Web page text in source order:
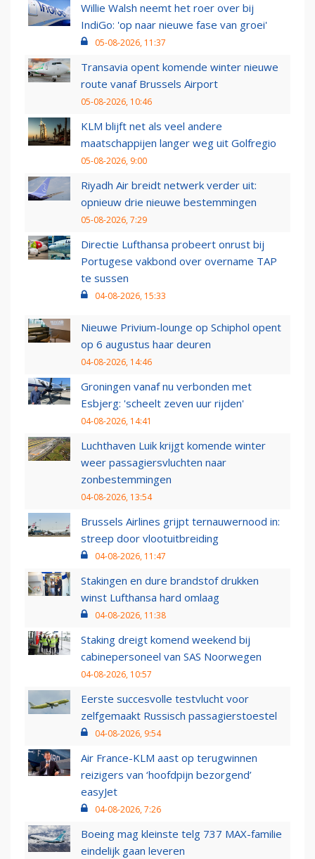
Willie Walsh neemt het roer over bij
IndiGo: 'op naar nieuwe fase van groei'
05-08-2026, 11:37
Transavia opent komende winter nieuwe
route vanaf Brussels Airport
05-08-2026, 10:46
KLM blijft net als veel andere
maatschappijen langer weg uit Golfregio
05-08-2026, 9:00
Riyadh Air breidt netwerk verder uit:
opnieuw drie nieuwe bestemmingen
05-08-2026, 7:29
Directie Lufthansa probeert onrust bij
Portugese vakbond over overname TAP
te sussen
04-08-2026, 15:33
Nieuwe Privium-lounge op Schiphol opent
op 6 augustus haar deuren
04-08-2026, 14:46
Groningen vanaf nu verbonden met
Esbjerg: 'scheelt zeven uur rijden'
04-08-2026, 14:41
Luchthaven Luik krijgt komende winter
weer passagiersvluchten naar
zonbestemmingen
04-08-2026, 13:54
Brussels Airlines grijpt ternauwernood in:
streep door vlootuitbreiding
04-08-2026, 11:47
Stakingen en dure brandstof drukken
winst Lufthansa hard omlaag
04-08-2026, 11:38
Staking dreigt komend weekend bij
cabinepersoneel van SAS Noorwegen
04-08-2026, 10:57
Eerste succesvolle testvlucht voor
zelfgemaakt Russisch passagierstoestel
04-08-2026, 9:54
Air France-KLM aast op terugwinnen
reizigers van ‘hoofdpijn bezorgend’
easyJet
04-08-2026, 7:26
Boeing mag kleinste telg 737 MAX-familie
eindelijk gaan leveren